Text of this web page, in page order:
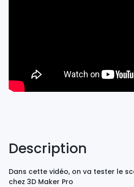
Description
Dans cette vidéo, on va tester le
chez 3D Maker Pro